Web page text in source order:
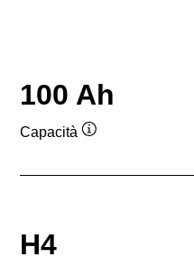
100 Ah
Capacità
H4